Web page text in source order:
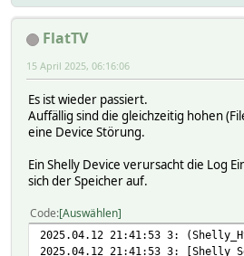
oder alternativ ein Restart
defmod atRestart at *08:00:00 {\
print "Restart FHEM: Pflege
{fhem("save");;}\
{system('sudo /opt/fhem/
}
attr atRestart alias Restart_FHEM
FlatTV
15 April 2025, 06:16:06
Es ist wieder passiert.
Auffällig sind die gleichzeitig hohen
eine Device Störung.
Ein Shelly Device verursacht die Log
sich der Speicher auf.
Code Auswählen
2025.04.12 21:41:53 3:
2025.04.12 21:41:53 3: